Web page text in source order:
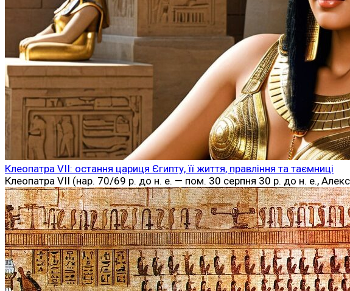
Клеопатра VII: остання цариця Єгипту, її життя, правління та таємниці
Клеопатра VII (нар. 70/69 р. до н. е. — пом. 30 серпня 30 р. до н. е.,